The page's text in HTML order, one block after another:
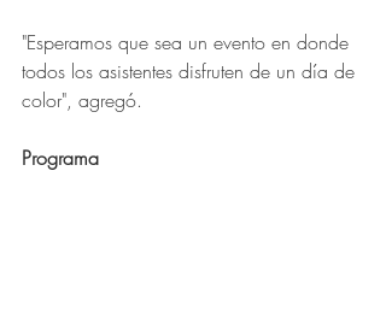
"Esperamos que sea un evento en donde
todos los asistentes disfruten de un día de
color", agregó.
Programa